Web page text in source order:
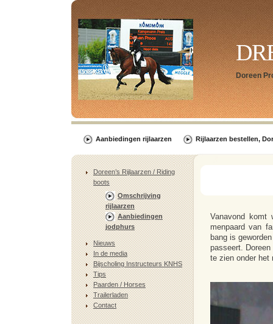
Doreen
Aanbiedingen rijlaarzen Rijlaarzen bestellen,
Doreen’s Rijlaarzen / Riding
boots
Omschrijving
rijlaarzen
Aanbiedingen
jodphurs
Nieuws
In de media
Bijscholing Instructeurs KNHS
Tips
Paarden / Horses
Trailerladen
Contact
Vanavond komt
menpaard van
bang is
passeert.
te zien onder het